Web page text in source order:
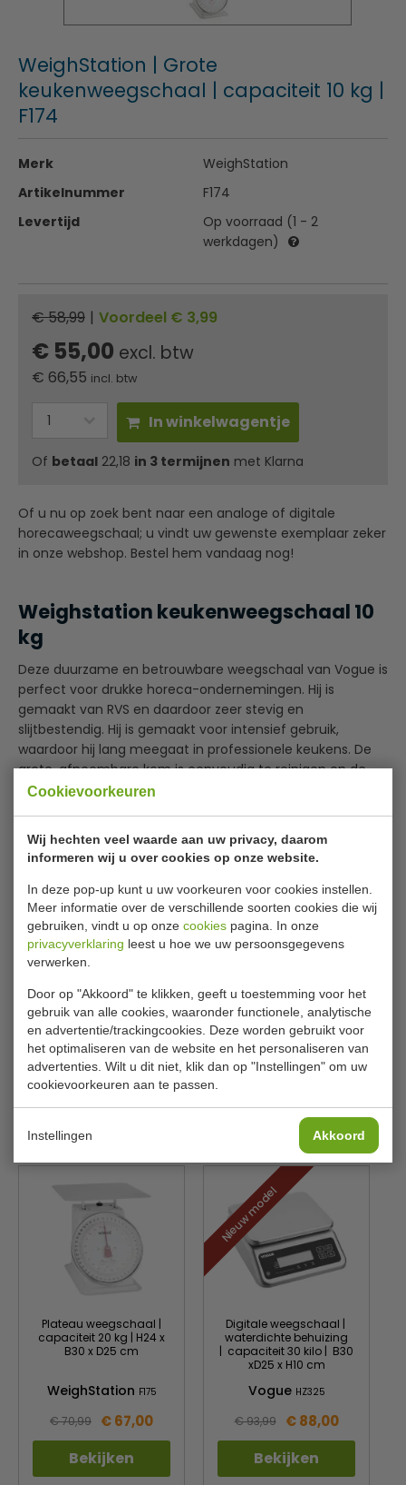
Cookievoorkeuren
Wij hechten veel waarde aan uw privacy, daarom
informeren wij u over cookies op onze website.
In deze pop-up kunt u uw voorkeuren voor cookies instellen.
Meer informatie over de verschillende soorten cookies die wij
gebruiken, vindt u op onze cookies pagina. In onze
privacyverklaring leest u hoe we uw persoonsgegevens
verwerken.
Door op "Akkoord" te klikken, geeft u toestemming voor het
gebruik van alle cookies, waaronder functionele, analytische
en advertentie/trackingcookies. Deze worden gebruikt voor
het optimaliseren van de website en het personaliseren van
advertenties. Wilt u dit niet, klik dan op "Instellingen" om uw
cookievoorkeuren aan te passen.
Instellingen Akkoord
WeighStation | Grote
keukenweegschaal | capaciteit 10 kg |
F174
Merk
WeighStation
Artikelnummer
F174
Levertijd
Op voorraad (1 - 2
werkdagen)
€ 58,99 | Voordeel € 3,99
€ 55,00 excl. btw
€ 66,55 incl. btw
In winkelwagentje
Of betaal 22,18 in 3 termijnen met Klarna
Of u nu op zoek bent naar een analoge of digitale
horecaweegschaal; u vindt uw gewenste exemplaar zeker
in onze webshop. Bestel hem vandaag nog!
Weighstation keukenweegschaal 10
kg
Deze duurzame en betrouwbare weegschaal van Vogue is
perfect voor drukke horeca-ondernemingen. Hij is
gemaakt van RVS en daardoor zeer stevig en
slijtbestendig. Hij is gemaakt voor intensief gebruik,
waardoor hij lang meegaat in professionele keukens. De
grote, afneembare kom is eenvoudig te reinigen en de
wijzerplaat gemakkelijk af te lezen.
Afneembare kom
Heavy duty
Wijzerplaat met grote markeringen en dus eenvoudig
af te lezen
Weegt snel en nauwkeurig
Eenvoudig te reinigen
Lees meer
Bijlages
Handleiding
Specificaties
Capaciteit
10 kg
Materiaal
RVS kom
Gewicht weegschaal
2,12 kg
Is dit iets voor jou?
Plateau weegschaal |
capaciteit 20 kg | H24 x
B30 x D25 cm
WeighStation F175
€ 70,99 € 67,00
Bekijken
Nieuw model
Digitale weegschaal |
waterdichte behuizing
| capaciteit 30 kilo | B30
xD25 x H10 cm
Vogue HZ325
€ 93,99 € 88,00
Bekijken